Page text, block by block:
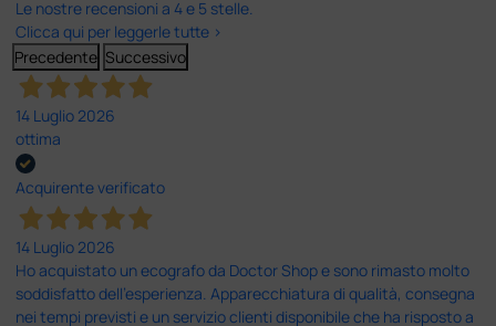
Le nostre recensioni a 4 e 5 stelle.
Clicca qui per leggerle tutte >
Precedente Successivo
14 Luglio 2026
ottima
Acquirente verificato
14 Luglio 2026
Ho acquistato un ecografo da Doctor Shop e sono rimasto molto
soddisfatto dell'esperienza. Apparecchiatura di qualità, consegna
nei tempi previsti e un servizio clienti disponibile che ha risposto a